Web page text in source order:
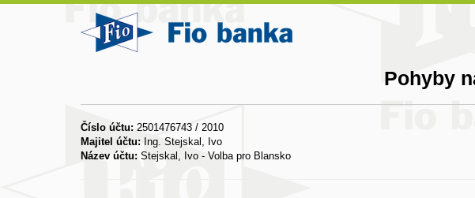
Pohyby
Číslo účtu: 2501476743 / 2010
Majitel účtu: Ing. Stejskal, Ivo
Název účtu: Stejskal, Ivo - Volba pro Blansko